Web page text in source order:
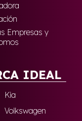
Empresas y
IDEAL
Kia
Volkswagen